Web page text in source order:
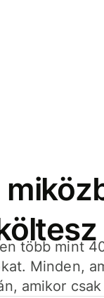
több mint
Minden,
amikor